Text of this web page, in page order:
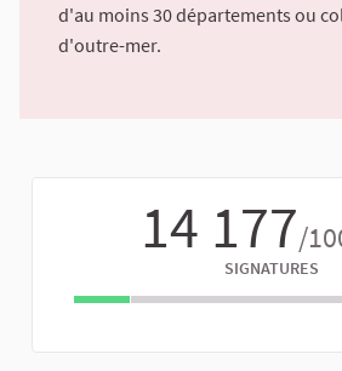
d'au moins 30 départements ou
d'outre-mer.
14 177/
SIGNATURES